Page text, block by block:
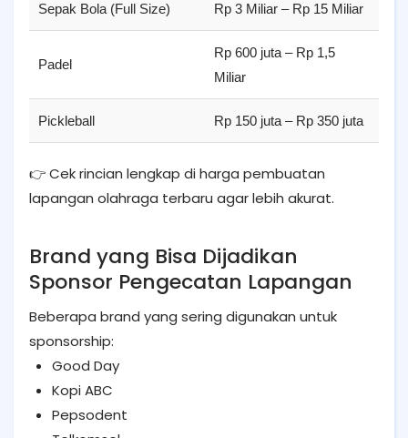
Sepak Bola (Full Size) Rp 3 Miliar – Rp 15 Miliar
Padel
Rp 600 juta – Rp 1,5
Miliar
Pickleball Rp 150 juta – Rp 350 juta
👉 Cek rincian lengkap di harga pembuatan
lapangan olahraga terbaru agar lebih akurat.
Brand yang Bisa Dijadikan
Sponsor Pengecatan Lapangan
Beberapa brand yang sering digunakan untuk
sponsorship:
Good Day
Kopi ABC
Pepsodent